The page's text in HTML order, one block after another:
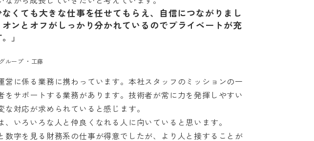
なくても大きな仕事を任せてもらえ、自信につながりまし
ンとオフがしっかり分かれているのでプライベートが充
」
ループ ・工藤
営に係る業務に携わっています。本社スタッフのミッションの一
をサポートする業務があります。技術者が常に力を発揮しやすい
な対応が求められていると感じます。
、いろいろな人と仲良くなれる人に向いていると思います。
数字を見る財務系の仕事が得意でしたが、より人と接することが